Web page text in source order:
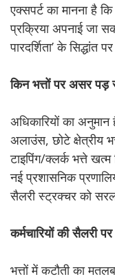
एक्सपर्ट का मानना है
प्रक्रिया अपनाई जा
पारदर्शिता’ के सिद्धांत
किन भत्तों पर असर पड़
अधिकारियों का
अलाउंस, छोटे क्षेत्रीय
टाइपिंग/क्लर्क भत्ते
नई प्रशासनिक
सैलरी स्ट्रक्चर को
कर्मचारियों की सैलरी
भत्तों में कटौती का